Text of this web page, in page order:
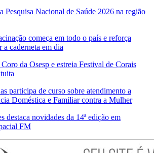
Pesquisa Nacional de Saúde 2026 na região
começa em todo o país e reforça
a caderneta em dia
da Osesp e estreia Festival de Corais
participa de curso sobre atendimento a
Doméstica e Familiar contra a Mulher
destaca novidades da 14ª edição em
FM